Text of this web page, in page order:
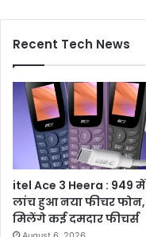
Recent Tech News
itel Ace 3 Heera : 949 में
लांच हुआ नया फीचर फोन,
मिलेंगे कई दमदार फीचर्स